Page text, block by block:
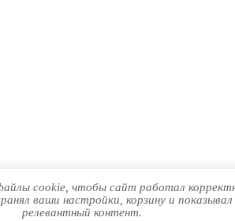
cookie, чтобы сайт работал
ваши настройки, корзину и показывал
релевантный контент.